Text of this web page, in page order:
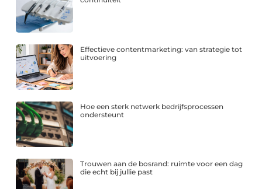
Effectieve contentmarketing: van strategie tot
uitvoering
Hoe een sterk netwerk bedrijfsprocessen
ondersteunt
Trouwen aan de bosrand: ruimte voor een dag
die echt bij jullie past